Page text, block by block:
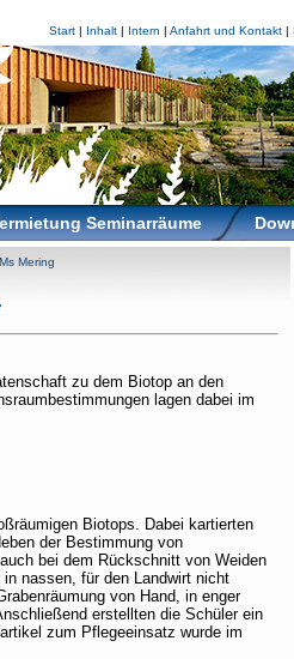
Start| Inhalt| Intern | Anfahrt und Kontakt|
Seminarräume
Ms Mering
zu dem Biotop an den
lagen dabei im
Biotops. Dabei kartierten
der Bestimmung von
bei dem Rückschnitt von Weiden
nassen, für den Landwirt nicht
von Hand, in enger
erstellten die Schüler ein
zum Pflegeeinsatz wurde im